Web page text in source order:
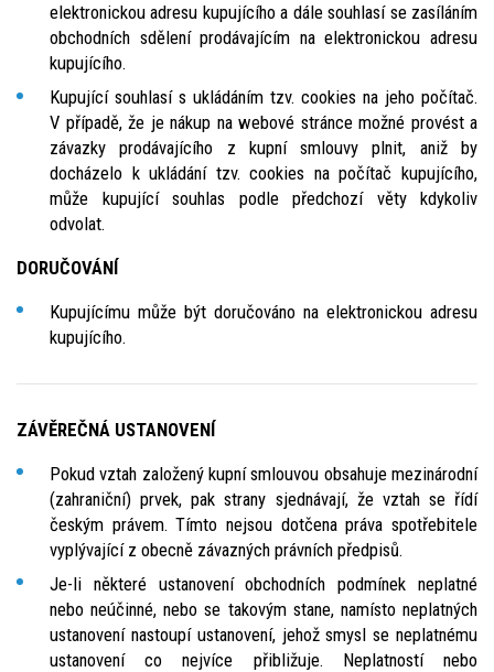
elektronickou adresu kupujícího a dále souhlasí se zasíláním
obchodních sdělení prodávajícím na elektronickou adresu
kupujícího.
Kupující souhlasí s ukládáním tzv. cookies na jeho počítač.
V případě, že je nákup na webové stránce možné provést a
závazky prodávajícího z kupní smlouvy plnit, aniž by
docházelo k ukládání tzv. cookies na počítač kupujícího,
může kupující souhlas podle předchozí věty kdykoliv
odvolat.
DORUČOVÁNÍ
Kupujícímu může být doručováno na elektronickou adresu
kupujícího.
ZÁVĚREČNÁ USTANOVENÍ
Pokud vztah založený kupní smlouvou obsahuje mezinárodní
(zahraniční) prvek, pak strany sjednávají, že vztah se řídí
českým právem. Tímto nejsou dotčena práva spotřebitele
vyplývající z obecně závazných právních předpisů.
Je-li některé ustanovení obchodních podmínek neplatné
nebo neúčinné, nebo se takovým stane, namísto neplatných
ustanovení nastoupí ustanovení, jehož smysl se neplatnému
ustanovení co nejvíce přibližuje. Neplatností nebo